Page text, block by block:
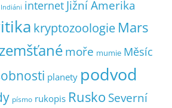
Indiáni internet Jižní Amerika
kryptozoologie Mars
moře mumie Měsíc
planety podvod
písmo rukopis Rusko Severní